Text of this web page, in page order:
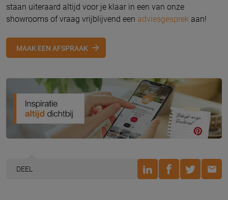
staan uiteraard altijd voor je klaar in een van onze
showrooms of vraag vrijblijvend een adviesgesprek aan!
MAAK EEN AFSPRAAK
DEEL